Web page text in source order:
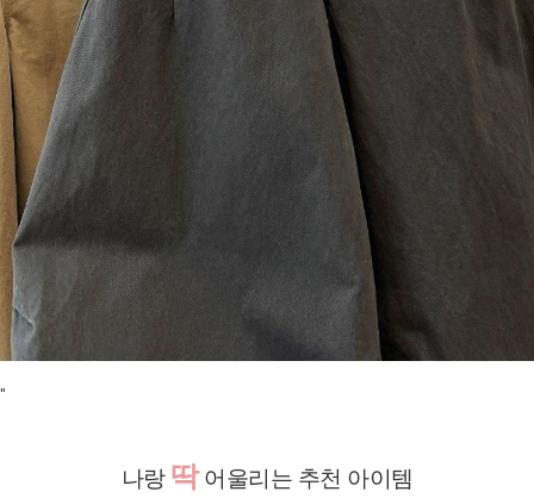
"
나랑 딱어울리는 추천 아이템